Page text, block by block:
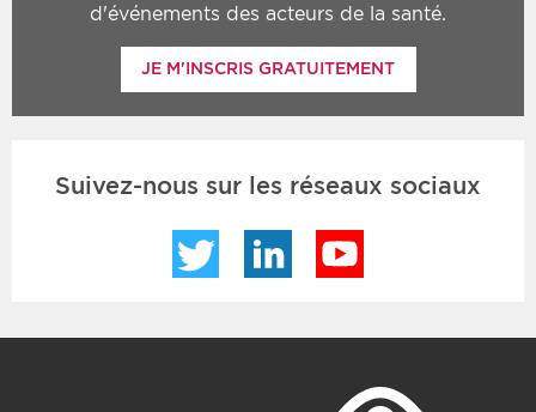
d'événements des acteurs de la santé.
JE M'INSCRIS GRATUITEMENT
Suivez-nous sur les réseaux sociaux
Twitter LinkedIn